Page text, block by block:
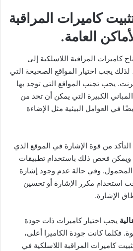
كاميرات المراقبة
العامة.
كاميرات المراقبة اللاسلكية إلى
يجب اختيار المواقع الصحيحة التي
يجب تجنب المواقع التي توجد بها
الكبيرة التي يمكن أن تحد من
في العوامل البيئية مثل الإضاءة
من قوة الإشارة في الموقع الذي
ويمكن فحص ذلك باستخدام تطبيقات
وفي حالة عدم وجود إشارة
استخدام مكرر الإشارة أو تحسين
الإشارة.
يجب اختيار كاميرات ذات جودة
فكلما كانت جودة الكاميرا أعلى،
كاميرات المراقبة اللاسلكية في